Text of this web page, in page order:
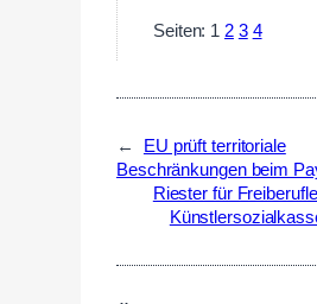
Seiten: 1 2 3 4
←
EU prüft territoriale
Beschränkungen beim
Riester für